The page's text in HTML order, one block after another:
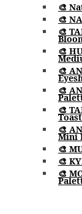
🎨
🎨
🎨
🎨
🎨
🎨
🎨
🎨
Mini
🎨
🎨
🎨